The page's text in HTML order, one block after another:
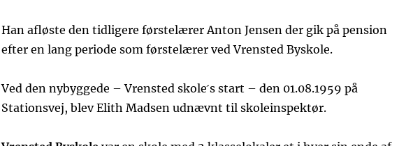
Han afløste den tidligere førstelærer Anton Jensen der gik på pension
efter en lang periode som førstelærer ved Vrensted Byskole.
Ved den nybyggede – Vrensted skole ́s start – den 01.08.1959 på
Stationsvej, blev Elith Madsen udnævnt til skoleinspektør.